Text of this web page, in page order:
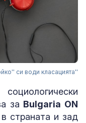
си води класацията''
за Bulgaria ON
страната и зад